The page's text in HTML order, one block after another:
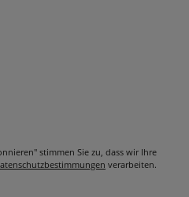
stimmen Sie zu, dass wir Ihre
verarbeiten.